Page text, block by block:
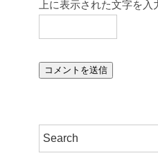
上に表示された文字を入